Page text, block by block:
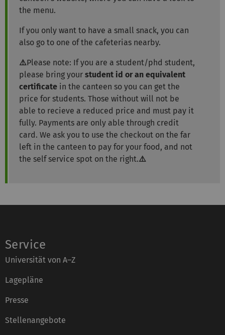
the menu.
If you only want to have a small snack, you can
also go to one of the cafeterias nearby.
⚠️Please note: If you are a student/phd student,
please bring your student id or an equivalent
certificate in the canteen so you can get the
price for students. Those without will not be
able to recieve a reduced price and must pay it
fully. Payments are only able through credit
card. We ask you to use the checkout on the far
left in the canteen to pay for your food, and not
the self service spot on the right.⚠️
Service
Universität von A–Z
Lagepläne
Presse
Stellenangebote